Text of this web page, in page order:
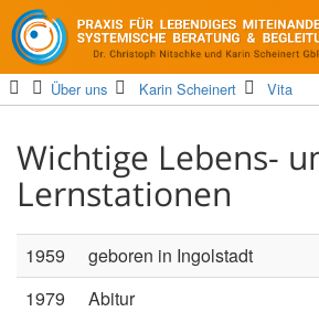
Über uns Karin Scheinert Vita
Wichtige Lebens-
Lernstationen
1959
geboren in Ingolstadt
1979
Abitur